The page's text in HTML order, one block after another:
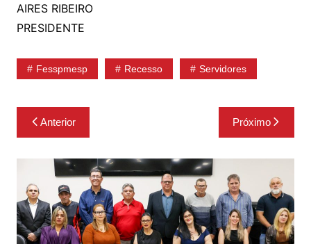
AIRES RIBEIRO
PRESIDENTE
Fesspmesp Recesso Servidores
Navegação
de
Post
Anterior Próximo